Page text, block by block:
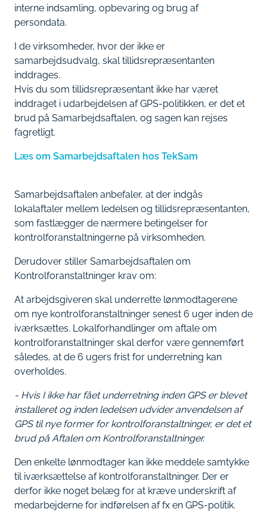
interne indsamling, opbevaring og brug af
persondata.
I de virksomheder, hvor der ikke er
samarbejdsudvalg, skal tillidsrepræsentanten
inddrages.
Hvis du som tillidsrepræsentant ikke har været
inddraget i udarbejdelsen af GPS-politikken, er det et
brud på Samarbejdsaftalen, og sagen kan rejses
fagretligt.
Læs om Samarbejdsaftalen hos TekSam
Samarbejdsaftalen anbefaler, at der indgås
lokalaftaler mellem ledelsen og tillidsrepræsentanten,
som fastlægger de nærmere betingelser for
kontrolforanstaltningerne på virksomheden.
Derudover stiller Samarbejdsaftalen om
Kontrolforanstaltninger krav om:
At arbejdsgiveren skal underrette lønmodtagerene
om nye kontrolforanstaltninger senest 6 uger inden de
iværksættes. Lokalforhandlinger om aftale om
kontrolforanstaltninger skal derfor være gennemført
således, at de 6 ugers frist for underretning kan
overholdes.
- Hvis I ikke har fået underretning inden GPS er blevet
installeret og inden ledelsen udvider anvendelsen af
GPS til nye former for kontrolforanstaltninger, er det et
brud på Aftalen om Kontrolforanstaltninger.
Den enkelte lønmodtager kan ikke meddele samtykke
til iværksættelse af kontrolforanstaltninger. Der er
derfor ikke noget belæg for at kræve underskrift af
medarbejderne for indførelsen af fx en GPS-politik.